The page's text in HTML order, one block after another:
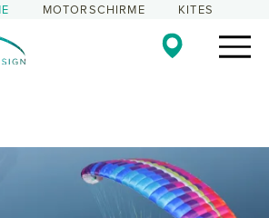
MOTORSCHIRME KITES